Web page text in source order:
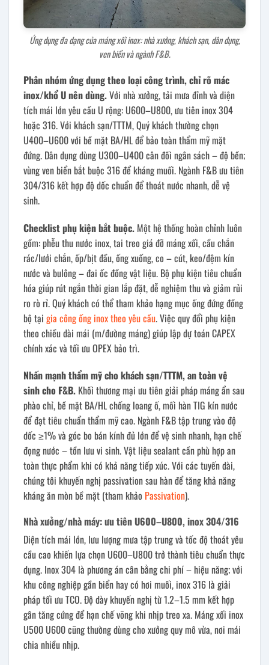
Ứng dụng đa dạng của máng xối inox: nhà xưởng, khách sạn, dân dụng,
ven biển và ngành F&B.
Phân nhóm ứng dụng theo loại công trình, chỉ rõ mác
inox/khổ U nên dùng.Với nhà xưởng, tải mưa đỉnh và diện
tích mái lớn yêu cầu U rộng: U600–U800, ưu tiên inox 304
hoặc 316. Với khách sạn/TTTM, Quý khách thường chọn
U400–U600 với bề mặt BA/HL để bảo toàn thẩm mỹ mặt
đứng. Dân dụng dùng U300–U400 cân đối ngân sách – độ bền;
vùng ven biển bắt buộc 316 để kháng muối. Ngành F&B ưu tiên
304/316 kết hợp độ dốc chuẩn để thoát nước nhanh, dễ vệ
sinh.
Checklist phụ kiện bắt buộc. Một hệ thống hoàn chỉnh luôn
gồm: phễu thu nước inox, tai treo giá đỡ máng xối, cầu chắn
rác/lưới chắn, ốp/bịt đầu, ống xuống, co – cút, keo/đệm kín
nước và bulông – đai ốc đồng vật liệu. Bộ phụ kiện tiêu chuẩn
hóa giúp rút ngắn thời gian lắp đặt, dễ nghiệm thu và giảm rủi
ro rò rỉ. Quý khách có thể tham khảo hạng mục ống đứng đồng
bộ tại gia công ống inox theo yêu cầu. Việc quy đổi phụ kiện
theo chiều dài mái (m/đường máng) giúp lập dự toán CAPEX
chính xác và tối ưu OPEX bảo trì.
Nhấn mạnh thẩm mỹ cho khách sạn/TTTM, an toàn vệ
sinh cho F&B. Khối thương mại ưu tiên giải pháp máng ẩn sau
phào chỉ, bề mặt BA/HL chống loang ố, mối hàn TIG kín nước
để đạt tiêu chuẩn thẩm mỹ cao. Ngành F&B tập trung vào độ
dốc ≥1% và góc bo bán kính đủ lớn để vệ sinh nhanh, hạn chế
đọng nước – tồn lưu vi sinh. Vật liệu sealant cần phù hợp an
toàn thực phẩm khi có khả năng tiếp xúc. Với các tuyến dài,
chúng tôi khuyến nghị passivation sau hàn để tăng khả năng
kháng ăn mòn bề mặt (tham khảo Passivation).
Nhà xưởng/nhà máy: ưu tiên U600–U800, inox 304/316
Diện tích mái lớn, lưu lượng mưa tập trung và tốc độ thoát yêu
cầu cao khiến lựa chọn U600–U800 trở thành tiêu chuẩn thực
dụng. Inox 304 là phương án cân bằng chi phí – hiệu năng; với
khu công nghiệp gần biển hay có hơi muối, inox 316 là giải
pháp tối ưu TCO. Độ dày khuyến nghị từ 1.2–1.5 mm kết hợp
gân tăng cứng để hạn chế võng khi nhịp treo xa. Máng xối inox
U500 U600 cũng thường dùng cho xưởng quy mô vừa, nơi mái
chia nhiều nhịp.